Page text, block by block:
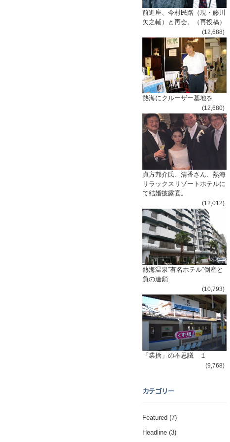
前進座、今村民路（現・藤川
矢之輔）と再会。（再投稿）
(12,688)
熱海にクルーザー基地を
(12,680)
貞方邦介氏、清香さん、熱海
リラックスリゾートホテルに
て結婚披露宴。
(12,012)
熱海温泉”有名ホテル”倒産と
負の連鎖
(10,793)
「業捨」の不思議 １
(9,768)
カテゴリー
Featured(7)
Headline(3)